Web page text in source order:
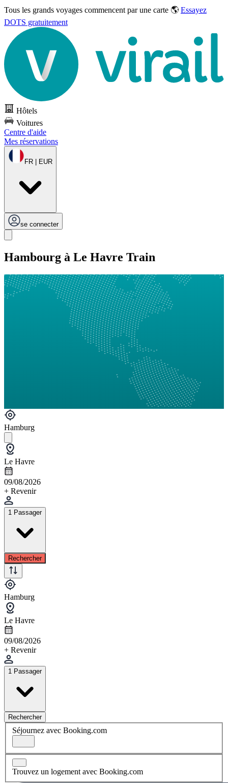
Tous les grands voyages commencent par une carte 🌎 Essayez
DOTS gratuitement
Hôtels
Voitures
Centre d'aide
Mes réservations
FR | EUR
se connecter
Hambourg à Le Havre Train
Hamburg
Le Havre
09/08/2026
+ Revenir
1 Passager
Rechercher
Hamburg
Le Havre
09/08/2026
+ Revenir
1 Passager
Rechercher
Séjournez avec Booking.com
Trouvez un logement avec Booking.com